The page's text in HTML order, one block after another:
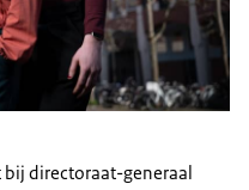
bij directoraat-generaal